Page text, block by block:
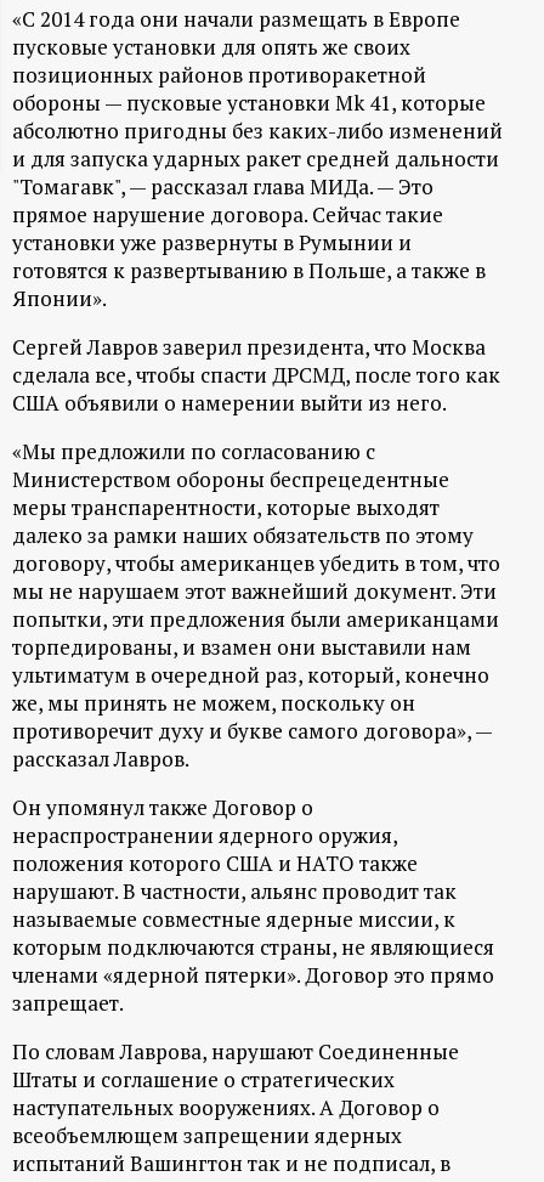
р
м
а
ц
и
о
н
н
ы
й
п
о
р
т
а
л
«С 2014 года они начали размещать в Европе
пусковые установки для опять же своих
позиционных районов противоракетной
обороны — пусковые установки Mk 41, которые
абсолютно пригодны без каких-либо изменений
и для запуска ударных ракет средней дальности
"Томагавк", — рассказал глава МИДа. — Это
прямое нарушение договора. Сейчас такие
установки уже развернуты в Румынии и
готовятся к развертыванию в Польше, а также в
Японии».
Сергей Лавров заверил президента, что Москва
сделала все, чтобы спасти ДРСМД, после того как
США объявили о намерении выйти из него.
«Мы предложили по согласованию с
Министерством обороны беспрецедентные
меры транспарентности, которые выходят
далеко за рамки наших обязательств по этому
договору, чтобы американцев убедить в том, что
мы не нарушаем этот важнейший документ. Эти
попытки, эти предложения были американцами
торпедированы, и взамен они выставили нам
ультиматум в очередной раз, который, конечно
же, мы принять не можем, поскольку он
противоречит духу и букве самого договора», —
рассказал Лавров.
Он упомянул также Договор о
нераспространении ядерного оружия,
положения которого США и НАТО также
нарушают. В частности, альянс проводит так
называемые совместные ядерные миссии, к
которым подключаются страны, не являющиеся
членами «ядерной пятерки». Договор это прямо
запрещает.
По словам Лаврова, нарушают Соединенные
Штаты и соглашение о стратегических
наступательных вооружениях. А Договор о
всеобъемлющем запрещении ядерных
испытаний Вашингтон так и не подписал, в